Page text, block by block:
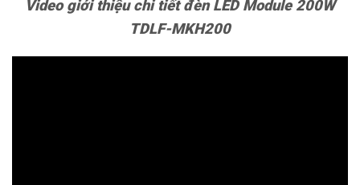
Video giới thiệu chi tiết đèn LED Module 200W
TDLF-MKH200